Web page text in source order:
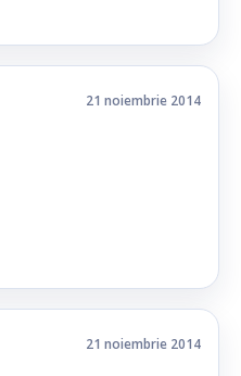
21 noiembrie 2014
21 noiembrie 2014